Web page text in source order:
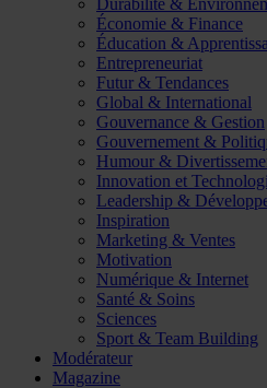
Durabilité &
Économie & Finance
Éducation &
Entrepreneuriat
Futur & Tendances
Global & International
Gouvernance & Gestion
Gouvernement &
Humour &
Innovation et
Leadership &
Inspiration
Marketing & Ventes
Motivation
Numérique & Internet
Santé & Soins
Sciences
Sport & Team Building
Modérateur
Magazine